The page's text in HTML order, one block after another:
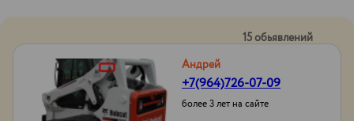
15 обьявлений
Андрей
+7(964)726-07-09
более 3 лет на сайте